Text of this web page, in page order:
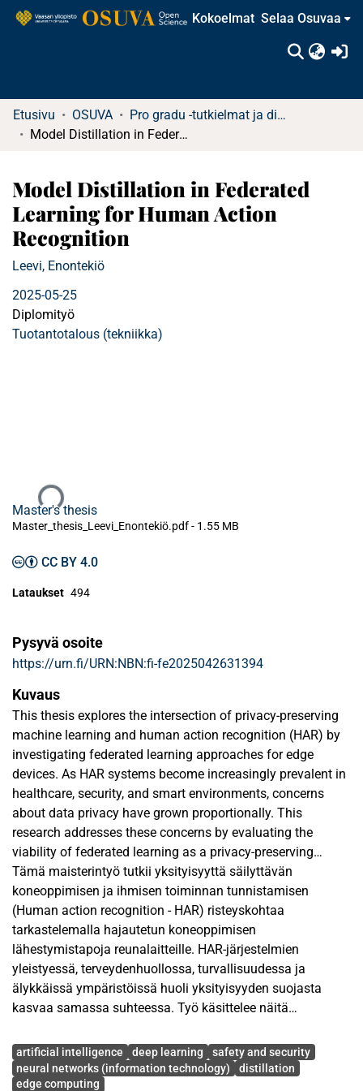
Kokoelmat Selaa Osuvaa
Etusivu OSUVA
Pro gradu -tutkielmat ja diplomityöt
Model Distillation in Federated Learning for Human Action Recognition
Model Distillation in Federated
Learning for Human Action
Recognition
Leevi, Enontekiö
2025-05-25
Diplomityö
Tuotantotalous (tekniikka)
Master's thesis
Master_thesis_Leevi_Enontekiö.pdf - 1.55 MB
CC BY 4.0
Lataukset 494
Pysyvä osoite
https://urn.fi/URN:NBN:fi-fe2025042631394
Kuvaus
This thesis explores the intersection of privacy-preserving
machine learning and human action recognition (HAR) by
investigating federated learning approaches for edge
devices. As HAR systems become increasingly prevalent in
healthcare, security, and smart environments, concerns
about data privacy have grown proportionally. This
research addresses these concerns by evaluating the
viability of federated learning as a privacy-preserving
alternative to traditional centralized training methods.
The study employs the CheckMATE (Checking Mutually
Average Temporal Encapsulation) algorithm to distill video
sequences into representative frames, transforming
complex video classification into more manageable image
classification tasks suitable for resource-constrained edge
devices. Using the UCF101 and HMDB51 datasets as
optimization strategies (FedAVG, FedProx, and FedYogi)
against centralized training.
Tämä maisterintyö tutkii yksityisyyttä säilyttävän
koneoppimisen ja ihmisen toiminnan tunnistamisen
(Human action recognition - HAR) risteyskohtaa
tarkastelemalla hajautetun koneoppimisen
lähestymistapoja reunalaitteille. HAR-järjestelmien
yleistyessä, terveydenhuollossa, turvallisuudessa ja
älykkäissä ympäristöissä huoli yksityisyyden suojasta
kasvaa samassa suhteessa. Työ käsittelee näitä
käyttökelpoisuutta yksityisyyttä säilyttävänä vaihtoehtona
perinteiselle keskitetylle koneoppimiselle.
Avainsanat
artificial intelligence deep learning
safety and security
neural networks (information technology)
distillation
edge computing